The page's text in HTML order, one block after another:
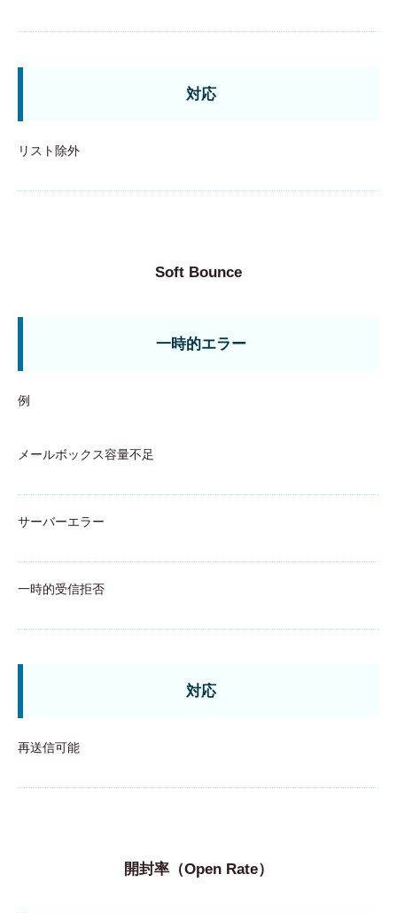
対応
リスト除外
Soft Bounce
一時的エラー
例
メールボックス容量不足
サーバーエラー
一時的受信拒否
対応
再送信可能
開封率（Open Rate）